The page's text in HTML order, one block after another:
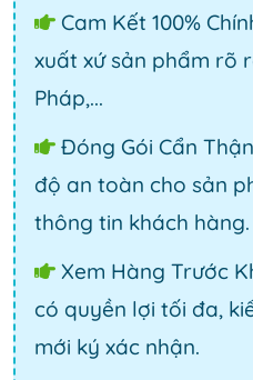
Cam Kết 100%
xuất xứ sản phẩm rõ
Pháp,...
Đóng Gói Cẩn
độ an toàn cho sản
thông tin khách hàng.
Xem Hàng Trước
có quyền lợi tối đa,
mới ký xác nhận.